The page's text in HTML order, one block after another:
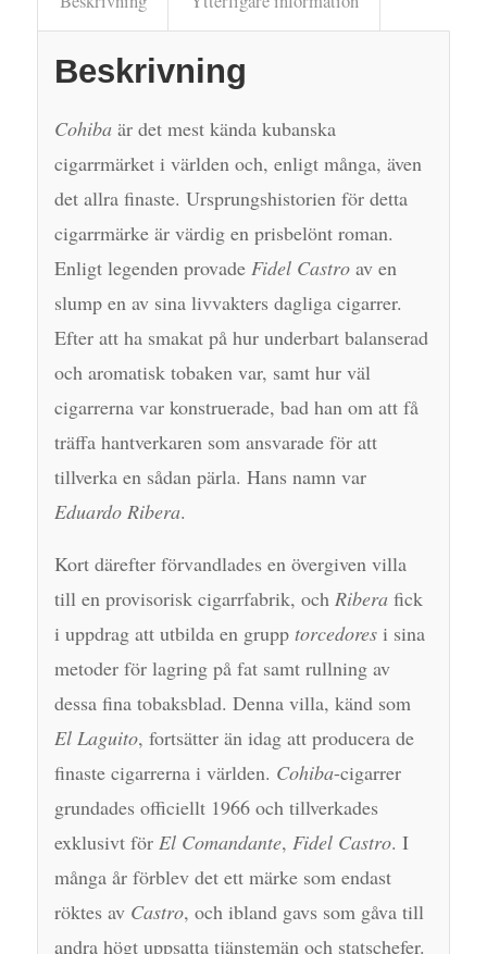
Beskrivning
Cohibaär det mest kända kubanska
cigarrmärket i världen och, enligt många, även
det allra finaste. Ursprungshistorien för detta
cigarrmärke är värdig en prisbelönt roman.
Enligt legenden provade Fidel Castroav en
slump en av sina livvakters dagliga cigarrer.
Efter att ha smakat på hur underbart balanserad
och aromatisk tobaken var, samt hur väl
cigarrerna var konstruerade, bad han om att få
träffa hantverkaren som ansvarade för att
tillverka en sådan pärla. Hans namn var
Eduardo Ribera.
Kort därefter förvandlades en övergiven villa
till en provisorisk cigarrfabrik, och Riberafick
i uppdrag att utbilda en grupp torcedoresi sina
metoder för lagring på fat samt rullning av
dessa fina tobaksblad. Denna villa, känd som
El Laguito, fortsätter än idag att producera de
finaste cigarrerna i världen. Cohiba-cigarrer
grundades officiellt 1966 och tillverkades
exklusivt för El Comandante, Fidel Castro. I
många år förblev det ett märke som endast
röktes av Castro, och ibland gavs som gåva till
andra högt uppsatta tjänstemän och statschefer.